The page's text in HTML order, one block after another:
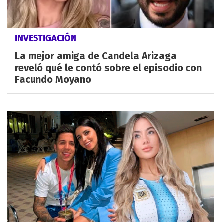
INVESTIGACIÓN
La mejor amiga de Candela Arizaga
reveló qué le contó sobre el episodio con
Facundo Moyano